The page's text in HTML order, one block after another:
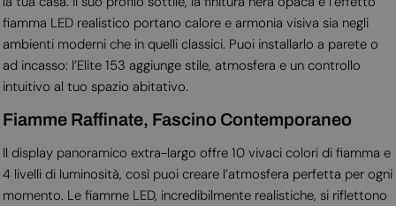
fiamma LED realistico portano calore e armonia visiva sia negli
ambienti moderni che in quelli classici. Puoi installarlo a parete o
ad incasso: l’Elite 153 aggiunge stile, atmosfera e un controllo
intuitivo al tuo spazio abitativo.
Fiamme Raffinate, Fascino Contemporaneo
Il display panoramico extra-largo offre 10 vivaci colori di fiamma e
4 livelli di luminosità, così puoi creare l’atmosfera perfetta per ogni
momento. Le fiamme LED, incredibilmente realistiche, si riflettono